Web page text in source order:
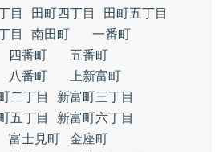
目 田町四丁目
田町五丁目
目 南田町
一番町
四番町
五番町
八番町
上新富町
二丁目
新富町三丁目
五丁目
新富町六丁目
富士見町
金座町